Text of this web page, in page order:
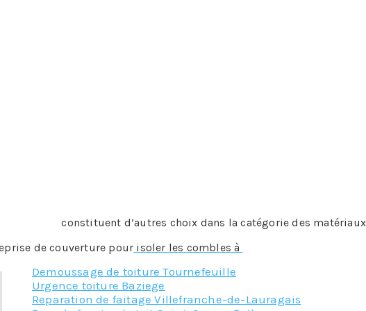
constituent d’autres choix dans la catégorie des
de couverture pour isoler les combles à
Demoussage de toiture Tournefeuille
Urgence toiture Baziege
Reparation de faitage Villefranche-de-Lauragais